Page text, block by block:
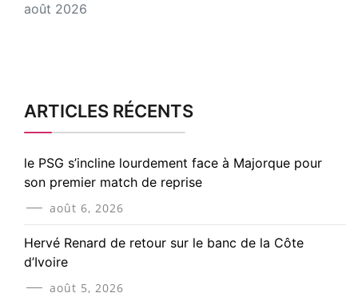
août 2026
ARTICLES RÉCENTS
le PSG s’incline lourdement face à Majorque pour
son premier match de reprise
août 6, 2026
Hervé Renard de retour sur le banc de la Côte
d’Ivoire
août 5, 2026